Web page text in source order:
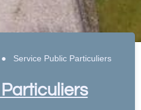
Service Public Particuliers